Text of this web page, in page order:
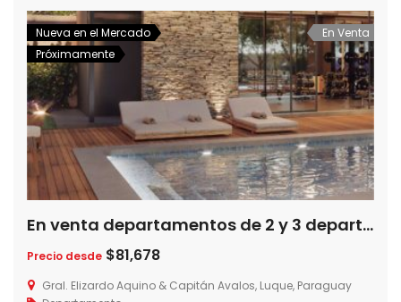
Nueva en el Mercado
Próximamente
En Venta
En venta departamentos de 2 y 3 departamentos en Insignia Soho 2 – zona Cit, Luque-Paraguay
Precio desde $81,678
Gral. Elizardo Aquino & Capitán Avalos, Luque, Paraguay